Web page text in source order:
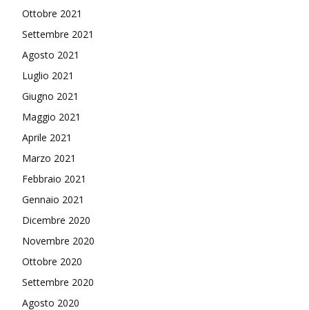
Ottobre 2021
Settembre 2021
Agosto 2021
Luglio 2021
Giugno 2021
Maggio 2021
Aprile 2021
Marzo 2021
Febbraio 2021
Gennaio 2021
Dicembre 2020
Novembre 2020
Ottobre 2020
Settembre 2020
Agosto 2020